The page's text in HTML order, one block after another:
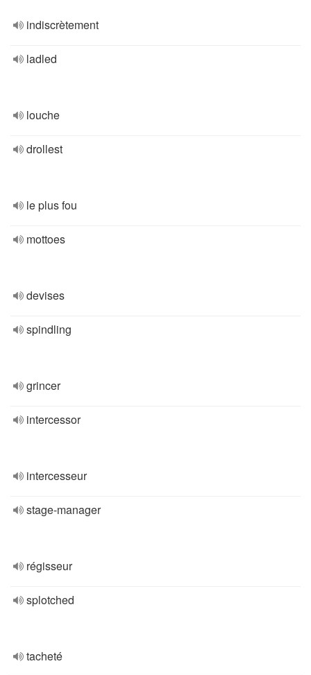
indiscrètement
ladled
louche
drollest
le plus fou
mottoes
devises
spindling
grincer
intercessor
intercesseur
stage-manager
régisseur
splotched
tacheté